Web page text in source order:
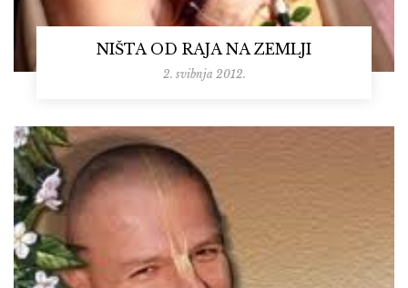
NIŠTA OD RAJA NA ZEMLJI
2. svibnja 2012.